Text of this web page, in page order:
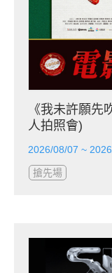
《我未許願先
人拍照會)
2026/08/07 ~
搶先場